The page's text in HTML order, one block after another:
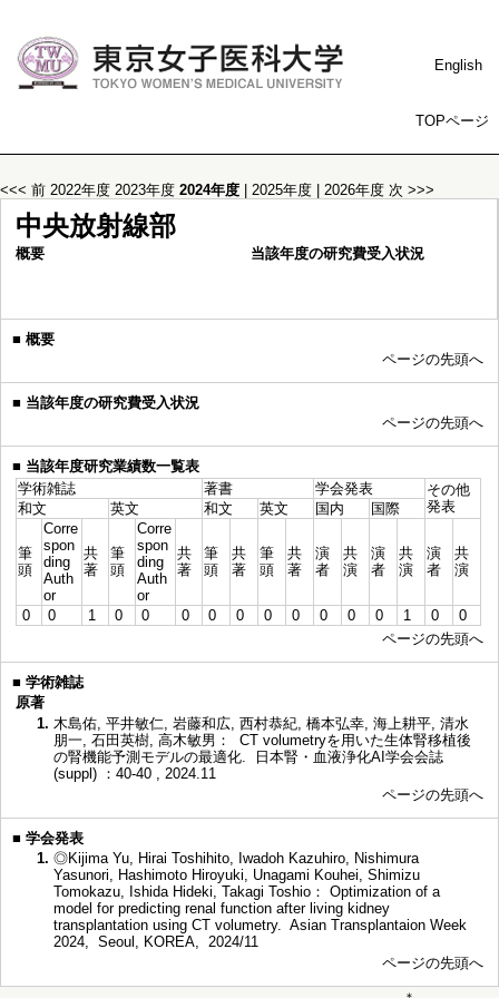
English
TOPページ
<<< 前 2022年度 2023年度 2024年度 2025年度 2026年度 次 >>>
中央放射線部
概要 当該年度の研究費受入状況
■ 概要
ページの先頭へ
■ 当該年度の研究費受入状況
ページの先頭へ
■ 当該年度研究業績数一覧表
学術雑誌
著書 学会発表
その他
発表
和文 英文 和文 英文 国内 国際
筆
頭
Corre
spon
ding
Auth
or
共
著
筆
頭
Corre
spon
ding
Auth
or
共
著
筆
頭
共
著
筆
頭
共
著
演
者
共
演
演
者
共
演
演
者
共
演
0 0 1 0 0 0 0 0 0 0 0 0 0 1 0
0
ページの先頭へ
■ 学術雑誌
原著
1. 木島佑, 平井敏仁, 岩藤和広, 西村恭紀, 橋本弘幸, 海上耕平, 清水
朋一, 石田英樹, 高木敏男： CT volumetryを用いた生体腎移植後
の腎機能予測モデルの最適化. 日本腎・血液浄化AI学会会誌
(suppl) ：40-40 , 2024.11
ページの先頭へ
■ 学会発表
1. ◎Kijima Yu, Hirai Toshihito, Iwadoh Kazuhiro, Nishimura
Yasunori, Hashimoto Hiroyuki, Unagami Kouhei, Shimizu
Tomokazu, Ishida Hideki, Takagi Toshio： Optimization of a
model for predicting renal function after living kidney
transplantation using CT volumetry. Asian Transplantaion Week
2024, Seoul, KOREA, 2024/11
ページの先頭へ